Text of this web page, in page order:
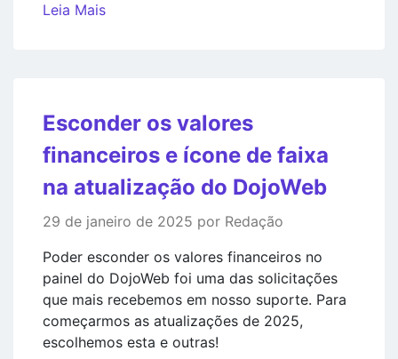
Leia Mais
Esconder os valores
financeiros e ícone de faixa
na atualização do DojoWeb
29 de janeiro de 2025 por Redação
Poder esconder os valores financeiros no
painel do DojoWeb foi uma das solicitações
que mais recebemos em nosso suporte. Para
começarmos as atualizações de 2025,
escolhemos esta e outras!